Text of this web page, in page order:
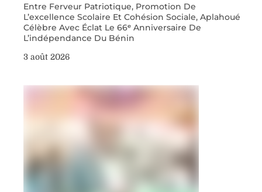
Entre Ferveur Patriotique, Promotion De
L’excellence Scolaire Et Cohésion Sociale, Aplahoué
Célèbre Avec Éclat Le 66ᵉ Anniversaire De
L’indépendance Du Bénin
3 août 2026